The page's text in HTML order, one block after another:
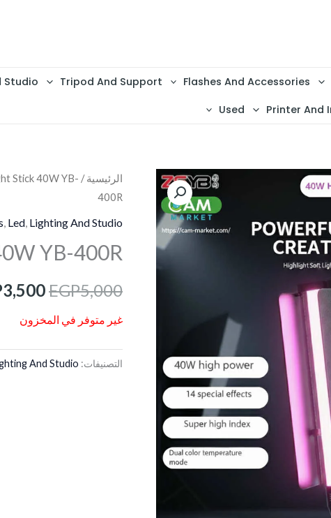
Flashes And Accessories
Tripod And Support
Studio
Printer And
Used
الرئيسية/
Stick 40W YB-
400R
Led Lighting And Studio
YB-400R
EGP5,000
السعر
الأصلي
هو:
3,500
غير متوفر في المخزون
التصنيفات: And Studio